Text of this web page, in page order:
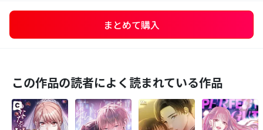
まとめて購入
この作品の読者によく読まれている作品